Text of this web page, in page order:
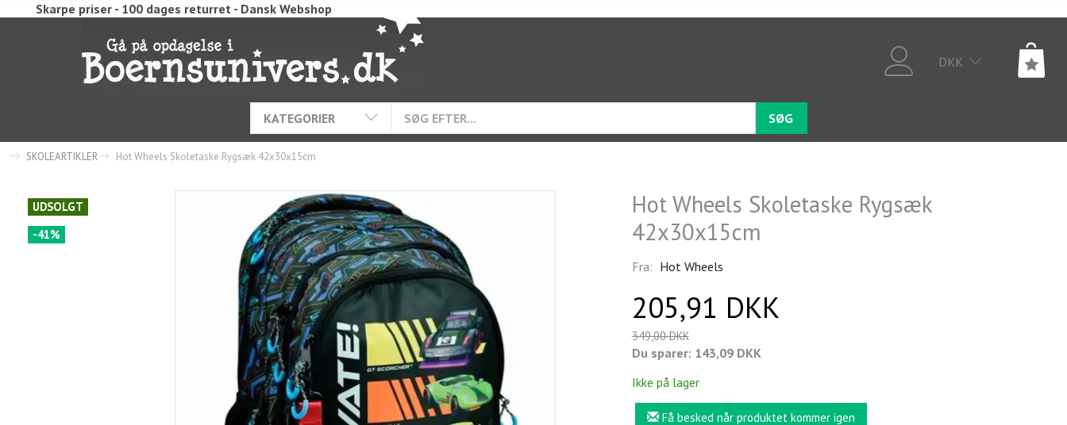
Skarpe priser - 100 dages returret - Dansk Webshop
DKK
KATEGORIER SØG
SKOLEARTIKLER Hot Wheels Skoletaske Rygsæk 42x30x15cm
UDSOLGT
-41%
Hot Wheels Skoletaske Rygsæk
42x30x15cm
Fra: Hot Wheels
205,91 DKK
349,00 DKK
Du sparer: 143,09 DKK
Ikke på lager
Få besked når produktet kommer igen